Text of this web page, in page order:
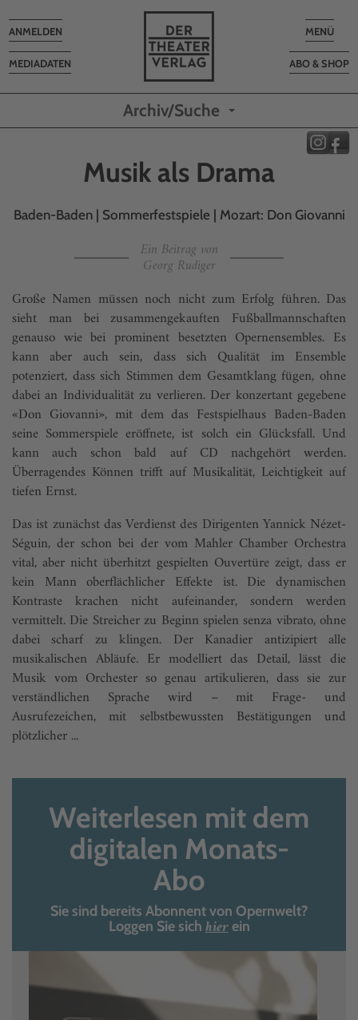
Toggle
MENÜ
ABO & SHOP
MEDIADATEN
Toggle
navigation
ANMELDEN
Archiv/Suche
Musik als Drama
Baden-Baden | Sommerfestspiele | Mozart: Don Giovanni
Ein Beitrag von
Georg Rudiger
Große Namen müssen noch nicht zum Erfolg führen. Das
sieht man bei zusammengekauften Fußballmannschaften
genauso wie bei prominent besetzten Opernensembles. Es
kann aber auch sein, dass sich Qualität im Ensemble
potenziert, dass sich Stimmen dem Gesamtklang fügen, ohne
dabei an Individualität zu verlieren. Der konzertant gegebene
«Don Giovanni», mit dem das Festspielhaus Baden-Baden
seine Sommerspiele eröffnete, ist solch ein Glücksfall. Und
kann auch schon bald auf CD nachgehört werden.
Überragendes Können trifft auf Musikalität, Leichtigkeit auf
tiefen Ernst.
Das ist zunächst das Verdienst des Dirigenten Yannick Nézet-
Séguin, der schon bei der vom Mahler Chamber Orchestra
vital, aber nicht überhitzt gespielten Ouvertüre zeigt, dass er
kein Mann oberflächlicher Effekte ist. Die dynamischen
Kontraste krachen nicht aufeinander, sondern werden
vermittelt. Die Streicher zu Beginn spielen senza vibrato, ohne
dabei scharf zu klingen. Der Kanadier antizipiert alle
musikalischen Abläufe. Er modelliert das Detail, lässt die
Musik vom Orchester so genau artikulieren, dass sie zur
verständlichen Sprache wird – mit Frage- und
Ausrufezeichen, mit selbstbewussten Bestätigungen und
plötzlicher ...
Weiterlesen mit dem
digitalen Monats-
Abo
Sie sind bereits Abonnent von Opernwelt?
Loggen Sie sich hierein